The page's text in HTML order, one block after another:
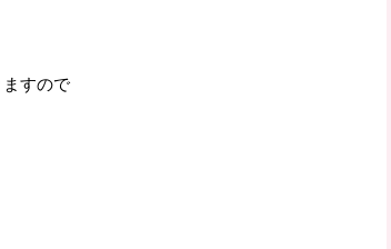
すので